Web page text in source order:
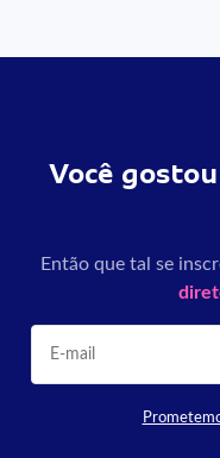
Você
Então que tal se